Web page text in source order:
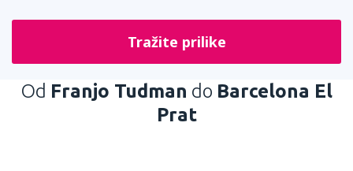
Tražite prilike
Od Franjo Tudman do Barcelona El
Prat